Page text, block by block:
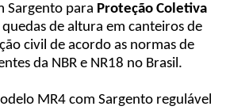
Sargento para Proteção Coletiva
de altura em canteiros de
civil de acordo as normas de
da NBR e NR18 no Brasil.
MR4 com Sargento regulável